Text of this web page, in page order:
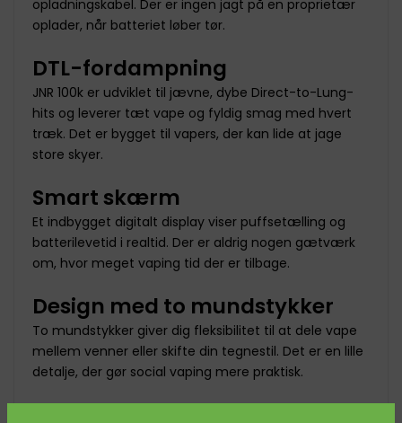
opladningskabel. Der er ingen jagt på en proprietær
oplader, når batteriet løber tør.
DTL-fordampning
JNR 100k er udviklet til jævne, dybe Direct-to-Lung-
hits og leverer tæt vape og fyldig smag med hvert
træk. Det er bygget til vapers, der kan lide at jage
store skyer.
Smart skærm
Et indbygget digitalt display viser puffsetælling og
batterilevetid i realtid. Der er aldrig nogen gætværk
om, hvor meget vaping tid der er tilbage.
Design med to mundstykker
To mundstykker giver dig fleksibilitet til at dele vape
mellem venner eller skifte din tegnestil. Det er en lille
detalje, der gør social vaping mere praktisk.